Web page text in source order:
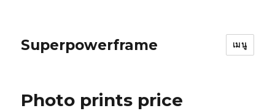
Superpowerframe เมนู
Photo prints price